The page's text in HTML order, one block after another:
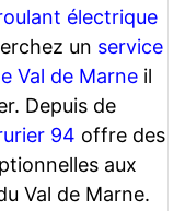
électrique
un service
Val de Marneil
Depuis de
94 offre des
aux
Val de Marne.